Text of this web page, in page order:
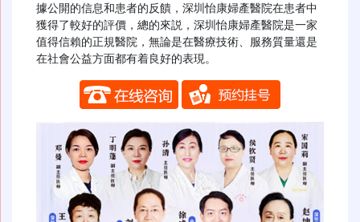
據公開的信息和患者的反饋，深圳怡康婦產醫院在患者中
獲得了較好的評價，總的來説，深圳怡康婦產醫院是一家
值得信賴的正規醫院，無論是在醫療技術、服務質量還是
在社會公益方面都有着良好的表現。